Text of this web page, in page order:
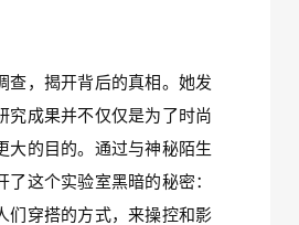
查，揭开背后的真相。她发
究成果并不仅仅是为了时尚
大的目的。通过与神秘陌生
了这个实验室黑暗的秘密：
们穿搭的方式，来操控和影